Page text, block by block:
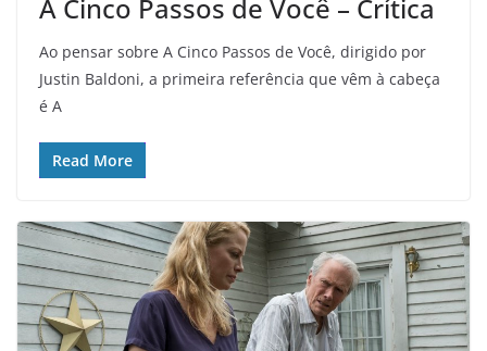
A Cinco Passos de Você – Crítica
Ao pensar sobre A Cinco Passos de Você, dirigido por
Justin Baldoni, a primeira referência que vêm à cabeça
é A
Read More